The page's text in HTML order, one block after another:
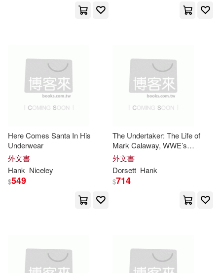
Not Available (NA)(12)
David(11)
Michael(11)
Stewart(11) Tom(11)
Baker(10) Green(10)
Hank (CON)(10)
Martin(10)
Air Conditioning Contractors of(4)
Creative Teaching Pr(4)
Globe Pequot Pr(4)
Houghton Mifflin College Div(4)
McGraw-Hill(4)
Here Comes Santa In His
Underwear
外文書
Hank Niceley
$549
The Undertaker: The Life of
Mark Calaway, WWE’s
Deadman
外文書
Dorsett Hank
$714